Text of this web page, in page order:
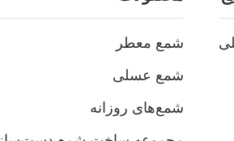
شمع معطر
شمع عسلی
شمع‌های روزانه